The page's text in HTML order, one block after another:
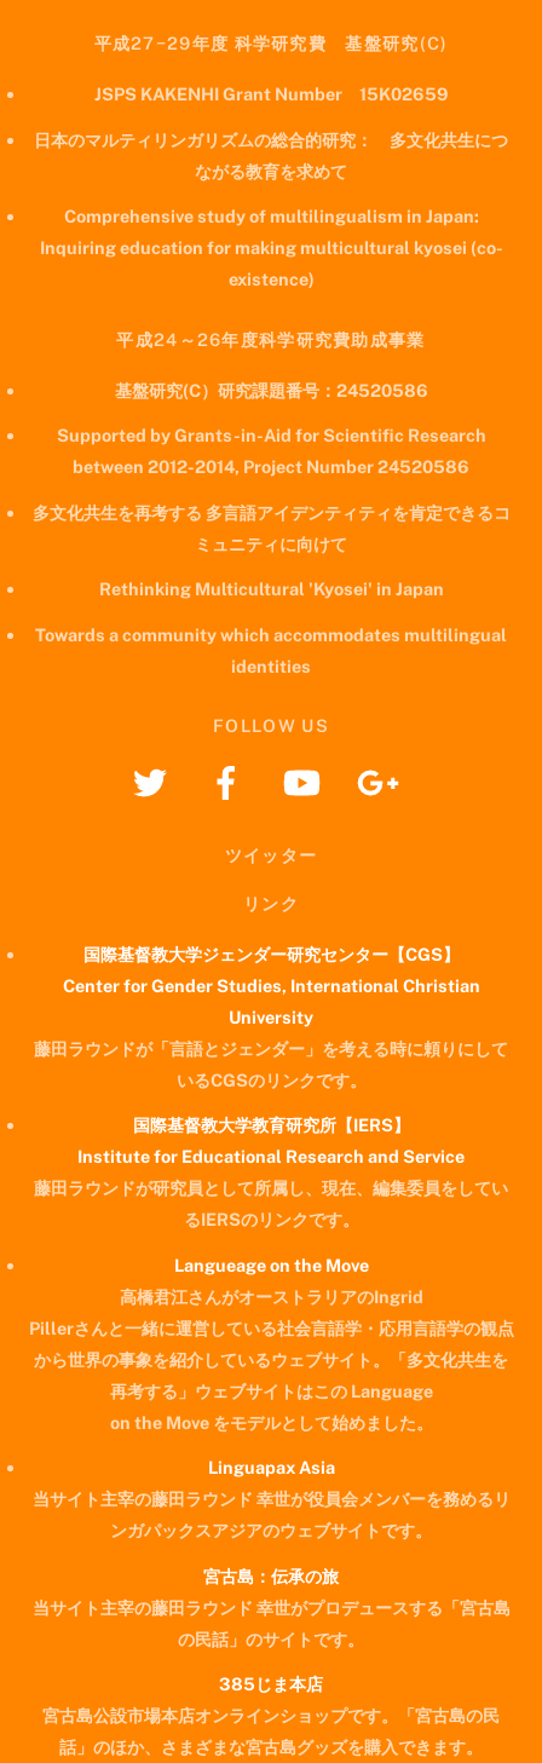
Back
平成27−29年度 科学研究費 基盤研究(C)
JSPS KAKENHI Grant Number 15K02659
日本のマルティリンガリズムの総合的研究： 多文化共生につ
ながる教育を求めて
Comprehensive study of multilingualism in Japan:
Inquiring education for making multicultural kyosei (co-
existence)
平成24～26年度科学研究費助成事業
基盤研究(C）研究課題番号：24520586
Supported by Grants-in-Aid for Scientific Research
between 2012-2014, Project Number 24520586
多文化共生を再考する 多言語アイデンティティを肯定できるコ
ミュニティに向けて
Rethinking Multicultural 'Kyosei' in Japan
Towards a community which accommodates multilingual
identities
FOLLOW US
ツイッター
リンク
国際基督教大学ジェンダー研究センター【CGS】
Center for Gender Studies, International Christian
University
藤田ラウンドが「言語とジェンダー」を考える時に頼りにして
いるCGSのリンクです。
国際基督教大学教育研究所【IERS】
Institute for Educational Research and Service
藤田ラウンドが研究員として所属し、現在、編集委員をしてい
るIERSのリンクです。
Langueage on the Move
高橋君江さんがオーストラリアのIngrid
Pillerさんと一緒に運営している社会言語学・応用言語学の観点
から世界の事象を紹介しているウェブサイト。「多文化共生を
再考する」ウェブサイトはこの Language
on the Move をモデルとして始めました。
Linguapax Asia
当サイト主宰の藤田ラウンド 幸世が役員会メンバーを務めるリ
ンガパックスアジアのウェブサイトです。
宮古島：伝承の旅
当サイト主宰の藤田ラウンド 幸世がプロデュースする「宮古島
の民話」のサイトです。
385じま本店
宮古島公設市場本店オンラインショップです。「宮古島の民
話」のほか、さまざまな宮古島グッズを購入できます。